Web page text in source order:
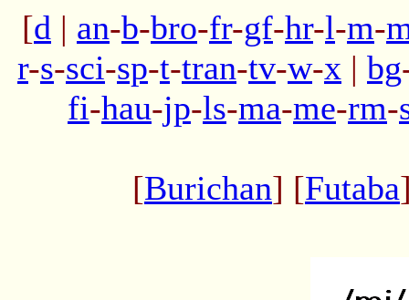
[d | an-b-bro-fr-gf-hr-l-m-
r-s-sci-sp-t-tran-tv-w-x | bg
fi-hau-jp-ls-ma-me-rm-
[Burichan] [Futaba